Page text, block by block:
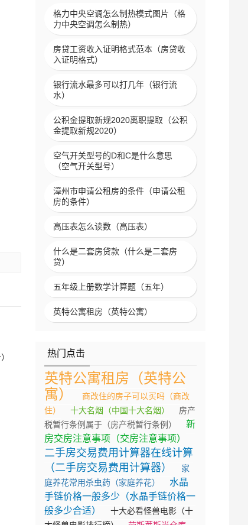
格力中央空调怎么制热模式图片（格
力中央空调怎么制热）
房贷工资收入证明格式范本（房贷收
入证明格式）
银行流水最多可以打几年（银行流
水）
公积金提取新规2020离职提取（公积
金提取新规2020）
空气开关型号的D和C是什么意思
（空气开关型号）
漳州市申请公租房的条件（申请公租
房的条件）
高压表怎么读数（高压表）
什么是二套房贷款（什么是二套房
贷）
五年级上册数学计算题（五年）
英特公寓租房（英特公寓）
热门点击
英特公寓租房（英特公
寓）
商改住的房子可以买吗（商改
住）
十大名烟（中国十大名烟）
房产
税暂行条例属于（房产税暂行条例）
新
房交房注意事项（交房注意事项）
二手房交易费用计算器在线计算
（二手房交易费用计算器）
家
庭养花常用杀虫药（家庭养花）
水晶
手链价格一般多少（水晶手链价格一
般多少合适）
十大必看怪兽电影（十